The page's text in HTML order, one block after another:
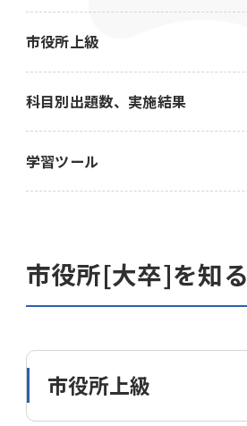
市役所上級
科目別出題数、実施結果
学習ツール
市役所[大卒]を知る
市役所上級